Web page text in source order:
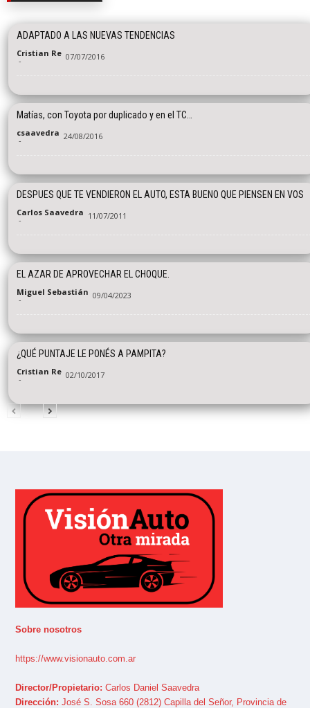
ADAPTADO A LAS NUEVAS TENDENCIAS
Cristian Re
- 07/07/2016
Matías, con Toyota por duplicado y en el TC…
csaavedra
- 24/08/2016
DESPUES QUE TE VENDIERON EL AUTO, ESTA BUENO QUE PIENSEN EN VOS
Carlos Saavedra
- 11/07/2011
EL AZAR DE APROVECHAR EL CHOQUE.
Miguel Sebastián
- 09/04/2023
¿QUÉ PUNTAJE LE PONÉS A PAMPITA?
Cristian Re
- 02/10/2017
Sobre nosotros
https://www.visionauto.com.ar
Director/Propietario: Carlos Daniel Saavedra
Dirección: José S. Sosa 660 (2812) Capilla del Señor, Provincia de